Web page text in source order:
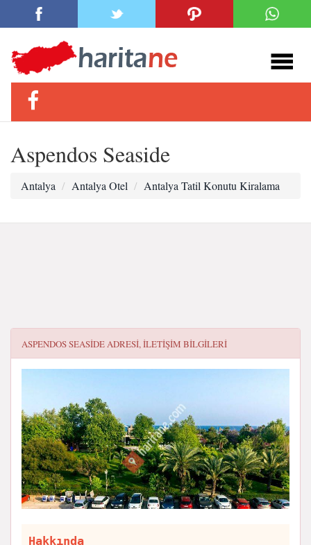
Aspendos Seaside
Antalya Antalya Otel Antalya Tatil Konutu Kiralama
ASPENDOS SEASIDEADRESI, ILETIŞIM BILGILERI
Hakkında